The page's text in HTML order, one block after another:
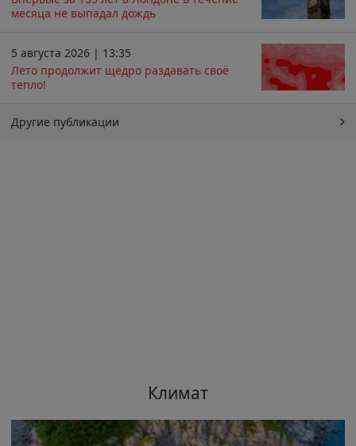
месяца не выпадал дождь
5 августа 2026 | 13:35
Лето продолжит щедро раздавать своё
тепло!
Другие публикации
Климат